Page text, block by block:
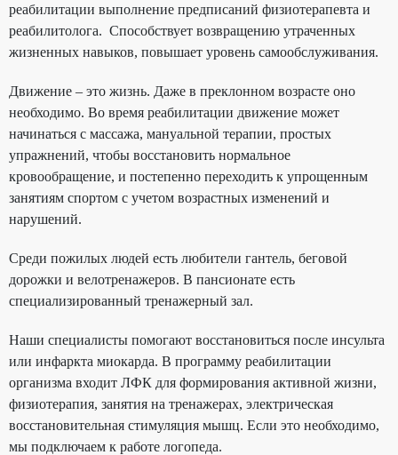
реабилитации выполнение предписаний физиотерапевта и
реабилитолога. Способствует возвращению утраченных
жизненных навыков, повышает уровень самообслуживания.
Движение – это жизнь. Даже в преклонном возрасте оно
необходимо. Во время реабилитации движение может
начинаться с массажа, мануальной терапии, простых
упражнений, чтобы восстановить нормальное
кровообращение, и постепенно переходить к упрощенным
занятиям спортом с учетом возрастных изменений и
нарушений.
Среди пожилых людей есть любители гантель, беговой
дорожки и велотренажеров. В пансионате есть
специализированный тренажерный зал.
Наши специалисты помогают восстановиться после инсульта
или инфаркта миокарда. В программу реабилитации
организма входит ЛФК для формирования активной жизни,
физиотерапия, занятия на тренажерах, электрическая
восстановительная стимуляция мышц. Если это необходимо,
мы подключаем к работе логопеда.